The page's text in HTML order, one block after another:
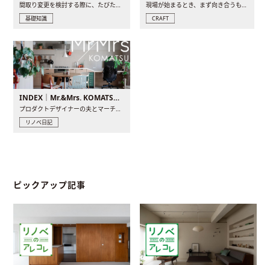
間取り変更を検討する際に、たびたび皆さんの頭を悩ませる動か..
基礎知識
現場が始まるとき、まず向き合うものの一つがコンセントです..
CRAFT
INDEX｜Mr.&Mrs. KOMATSU renovation diary
プロダクトデザイナーの夫とマーチャンダイザーの妻が、夫婦で..
リノベ日記
ピックアップ記事